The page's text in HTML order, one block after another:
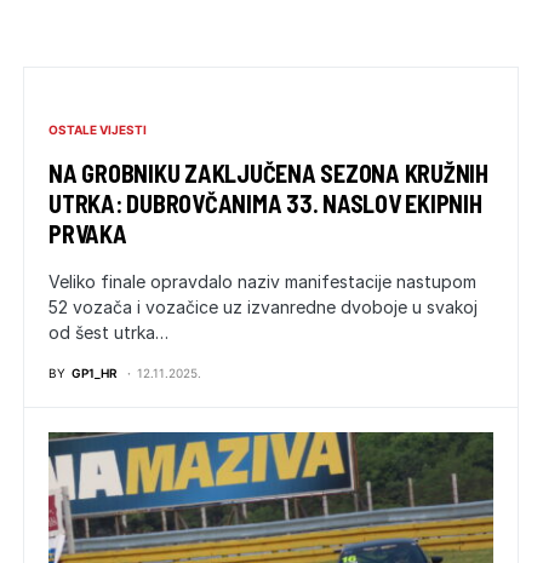
OSTALE VIJESTI
NA GROBNIKU ZAKLJUČENA SEZONA KRUŽNIH
UTRKA: DUBROVČANIMA 33. NASLOV EKIPNIH
PRVAKA
Veliko finale opravdalo naziv manifestacije nastupom
52 vozača i vozačice uz izvanredne dvoboje u svakoj
od šest utrka…
BY GP1_HR 12.11.2025.